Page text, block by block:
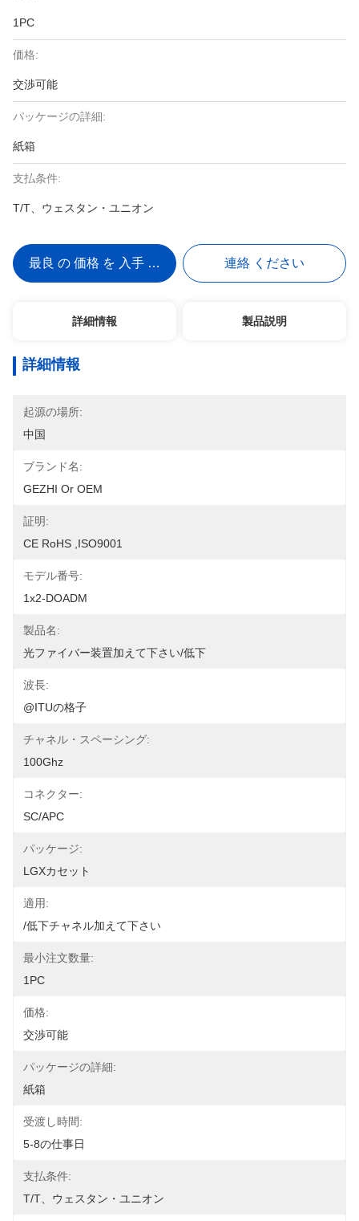
1PC
価格:
交渉可能
パッケージの詳細:
紙箱
支払条件:
T/T、ウェスタン・ユニオン
最良 の 価格 を 入手 する 連絡 ください
詳細情報 製品説明
詳細情報
起源の場所:
中国
ブランド名:
GEZHI Or OEM
証明:
CE RoHS ,ISO9001
モデル番号:
1x2-DOADM
製品名:
光ファイバー装置加えて下さい/低下
波長:
@ITUの格子
チャネル・スペーシング:
100Ghz
コネクター:
SC/APC
パッケージ:
LGXカセット
適用:
/低下チャネル加えて下さい
最小注文数量:
1PC
価格:
交渉可能
パッケージの詳細:
紙箱
受渡し時間:
5-8の仕事日
支払条件:
T/T、ウェスタン・ユニオン